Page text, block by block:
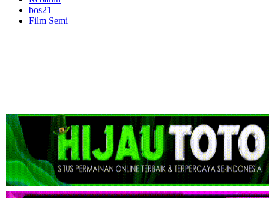
bos21
Film Semi